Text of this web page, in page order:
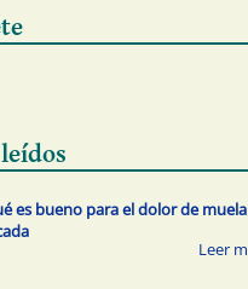
es bueno para el dolor de muela